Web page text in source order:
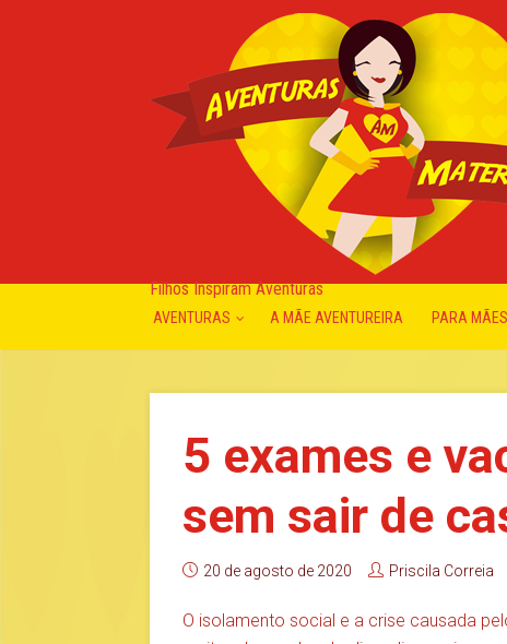
Filhos Inspiram Aventuras
AVENTURAS A MÃE AVENTUREIRA PARA MÃES
5 exames e
sem sair de
20 de agosto de 2020 Priscila Correia
O isolamento social e a crise causada